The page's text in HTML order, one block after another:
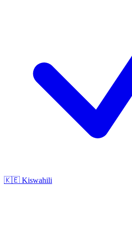
🇰🇪 Kiswahili